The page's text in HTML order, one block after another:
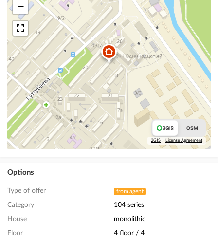
−
2GIS License Agreement
Options
Type of offer from agent
Category 104 series
House monolithic
Floor 4 floor / 4